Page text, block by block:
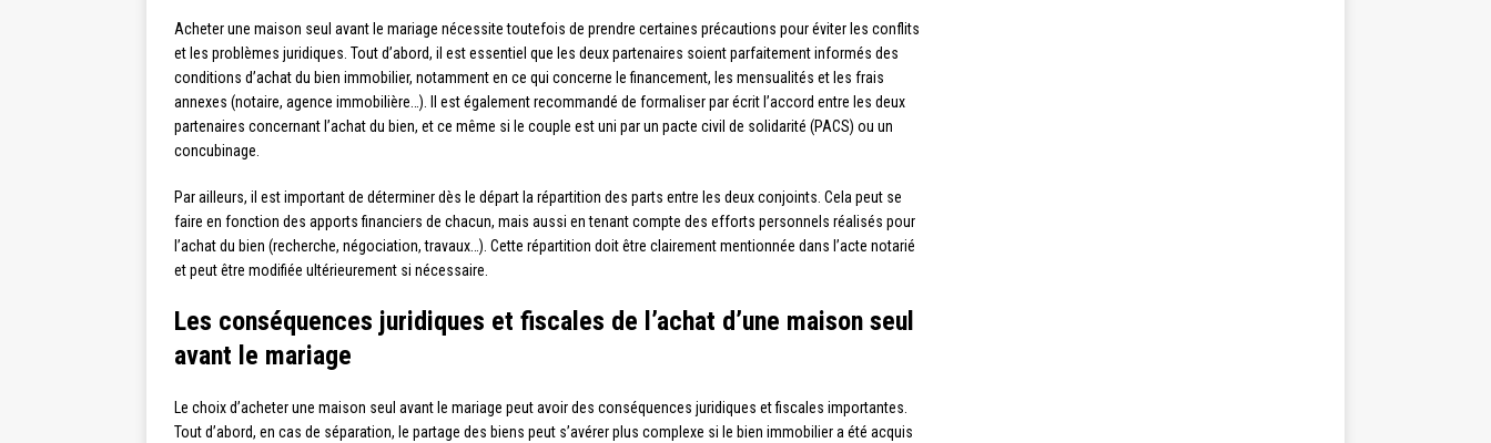
Acheter une maison seul avant le mariage nécessite toutefois de prendre certaines précautions pour éviter les conflits
et les problèmes juridiques. Tout d’abord, il est essentiel que les deux partenaires soient parfaitement informés des
conditions d’achat du bien immobilier, notamment en ce qui concerne le financement, les mensualités et les frais
annexes (notaire, agence immobilière…). Il est également recommandé de formaliser par écrit l’accord entre les deux
partenaires concernant l’achat du bien, et ce même si le couple est uni par un pacte civil de solidarité (PACS) ou un
concubinage.
Par ailleurs, il est important de déterminer dès le départ la répartition des parts entre les deux conjoints. Cela peut se
faire en fonction des apports financiers de chacun, mais aussi en tenant compte des efforts personnels réalisés pour
l’achat du bien (recherche, négociation, travaux…). Cette répartition doit être clairement mentionnée dans l’acte notarié
et peut être modifiée ultérieurement si nécessaire.
Les conséquences juridiques et fiscales de l’achat d’une maison seul
avant le mariage
Le choix d’acheter une maison seul avant le mariage peut avoir des conséquences juridiques et fiscales importantes.
Tout d’abord, en cas de séparation, le partage des biens peut s’avérer plus complexe si le bien immobilier a été acquis